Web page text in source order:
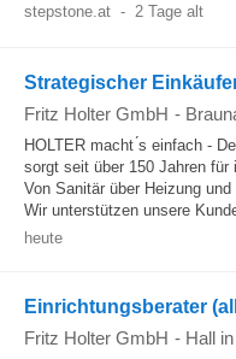
stepstone.at - 2 Tage alt
Strategischer
Fritz Holter GmbH -
HOLTER macht ́s einfach -
sorgt seit über 150 Jahren
Von Sanitär über Heizung
Wir unterstützen unsere
heute
Einrichtungsberater
Fritz Holter GmbH - Hall